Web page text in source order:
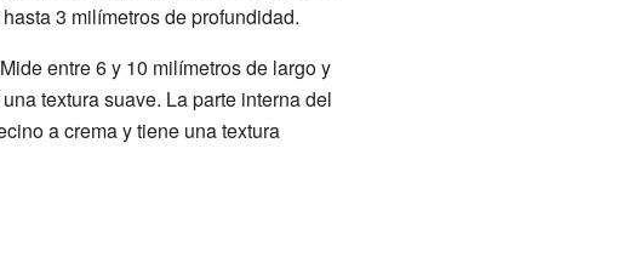
3 milímetros de profundidad.
entre 6 y 10 milímetros de largo y
textura suave. La parte interna del
a crema y tiene una textura